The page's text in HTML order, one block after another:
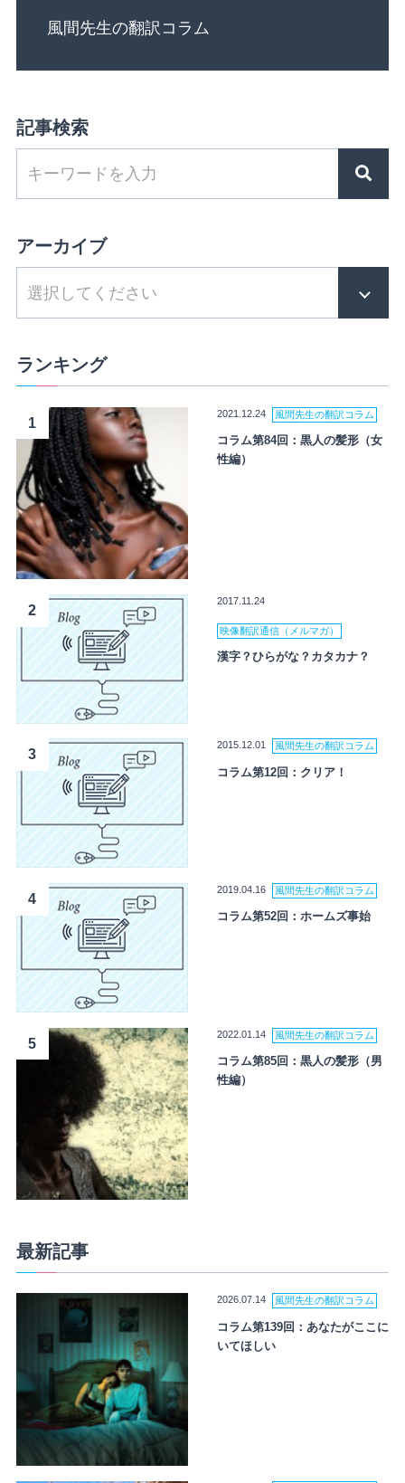
風間先生の翻訳コラム
記事検索
アーカイブ
ランキング
1
2021.12.24 風間先生の翻訳コラム
コラム第84回：黒人の髪形（女
性編）
2
2017.11.24
映像翻訳通信（メルマガ）
漢字？ひらがな？カタカナ？
3
2015.12.01 風間先生の翻訳コラム
コラム第12回：クリア！
4
2019.04.16 風間先生の翻訳コラム
コラム第52回：ホームズ事始
5
2022.01.14 風間先生の翻訳コラム
コラム第85回：黒人の髪形（男
性編）
最新記事
2026.07.14 風間先生の翻訳コラム
コラム第139回：あなたがここに
いてほしい